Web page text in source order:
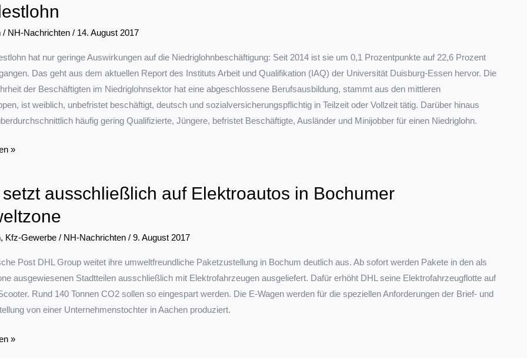
/ NH-Nachrichten / 14. August 2017
hat nur geringe Auswirkungen auf die Niedriglohnbeschäftigung: Seit 2014 ist sie um 0,1 Prozentpunkte auf 22,6 Prozent
Das geht aus dem aktuellen Report des Instituts Arbeit und Qualifikation (IAQ) der Universität Duisburg-Essen hervor. Die
der Beschäftigten im Niedriglohnsektor hat eine abgeschlossene Berufsausbildung, stammt aus den mittleren
ist weiblich, unbefristet beschäftigt, deutsch und sozialversicherungspflichtig in Teilzeit oder Vollzeit tätig. Darüber hinaus
häufig gering Qualifizierte, Jüngere, befristet Beschäftigte, Ausländer und Minijobber für einen Niedriglohn.
»
setzt ausschließlich auf Elektroautos in Bochumer
, Kfz-Gewerbe/ NH-Nachrichten / 9. August 2017
Post DHL Group weitet ihre umweltfreundliche Paketzustellung in Bochum deutlich aus. Ab sofort werden Pakete in den als
ausgewiesenen Stadtteilen ausschließlich mit Elektrofahrzeugen ausgeliefert. Dafür erhöht DHL seine Elektrofahrzeugflotte auf
Rund 140 Tonnen CO2 sollen so eingespart werden. Die E-Wagen werden für die speziellen Anforderungen der Brief- und
von einer Unternehmenstochter in Aachen produziert.
»